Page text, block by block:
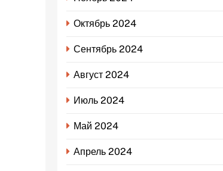
Октябрь 2024
Сентябрь 2024
Август 2024
Июль 2024
Май 2024
Апрель 2024